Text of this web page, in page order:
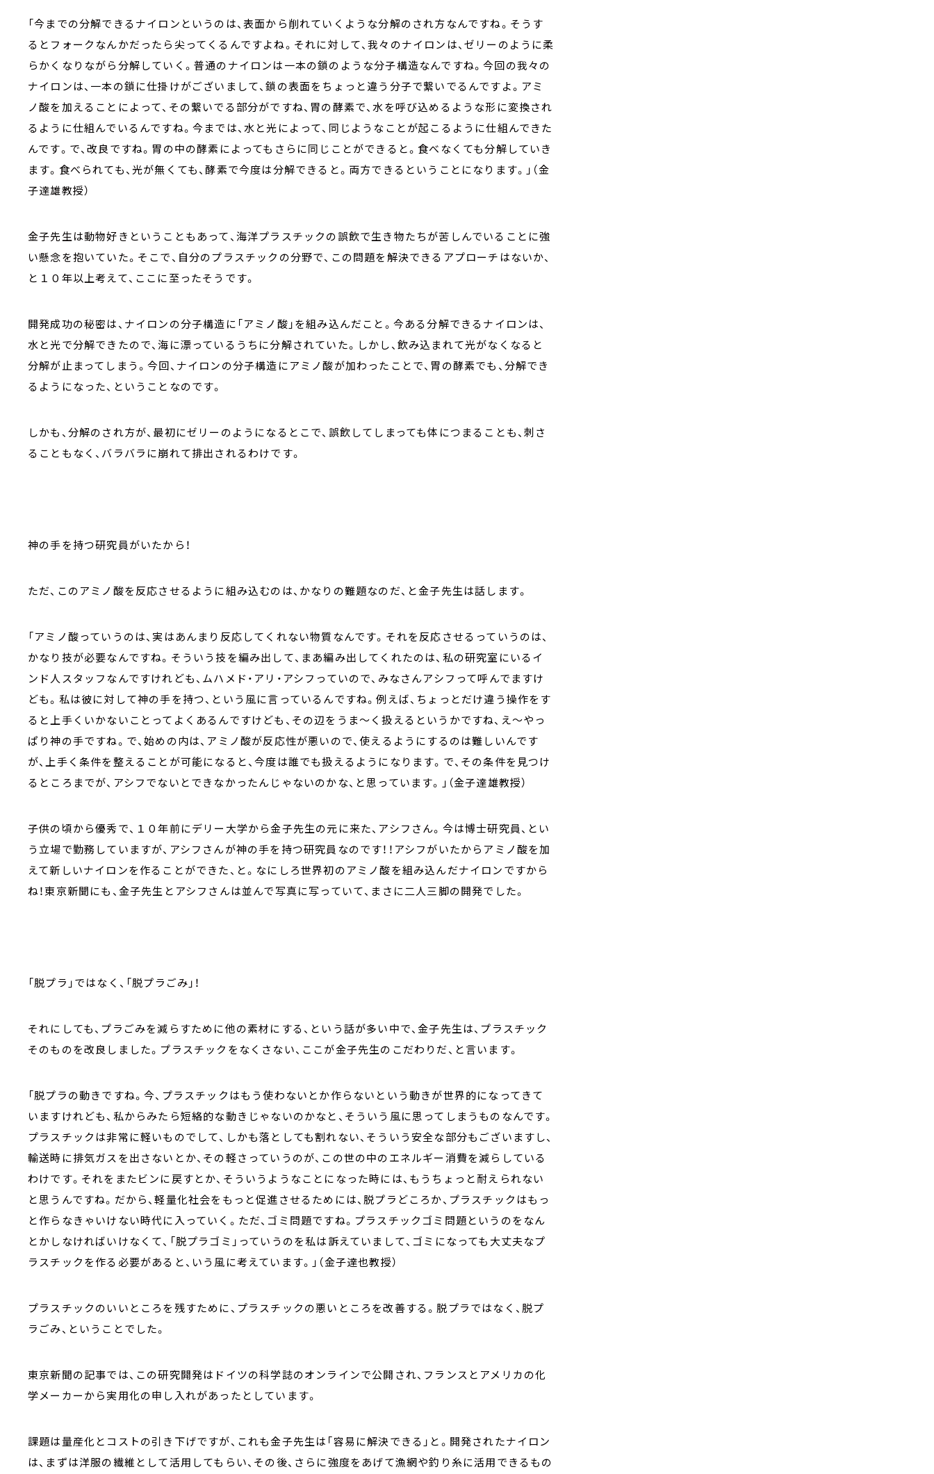
「今までの分解できるナイロンというのは、表面から削れていくような分解のされ方なんですね。そうす
るとフォークなんかだったら尖ってくるんですよね。それに対して、我々のナイロンは、ゼリーのように柔
らかくなりながら分解していく。普通のナイロンは一本の鎖のような分子構造なんですね。今回の我々の
ナイロンは、一本の鎖に仕掛けがございまして、鎖の表面をちょっと違う分子で繋いでるんですよ。アミ
ノ酸を加えることによって、その繋いでる部分がですね、胃の酵素で、水を呼び込めるような形に変換され
るように仕組んでいるんですね。今までは、水と光によって、同じようなことが起こるように仕組んできた
んです。で、改良ですね。胃の中の酵素によってもさらに同じことができると。食べなくても分解していき
ます。食べられても、光が無くても、酵素で今度は分解できると。両方できるということになります。」（金
子達雄教授）
金子先生は動物好きということもあって、海洋プラスチックの誤飲で生き物たちが苦しんでいることに強
い懸念を抱いていた。そこで、自分のプラスチックの分野で、この問題を解決できるアプローチはないか、
と１０年以上考えて、ここに至ったそうです。
開発成功の秘密は、ナイロンの分子構造に「アミノ酸」を組み込んだこと。今ある分解できるナイロンは、
水と光で分解できたので、海に漂っているうちに分解されていた。しかし、飲み込まれて光がなくなると
分解が止まってしまう。今回、ナイロンの分子構造にアミノ酸が加わったことで、胃の酵素でも、分解でき
るようになった、ということなのです。
しかも、分解のされ方が、最初にゼリーのようになるとこで、誤飲してしまっても体につまることも、刺さ
ることもなく、バラバラに崩れて排出されるわけです。
神の手を持つ研究員がいたから！
ただ、このアミノ酸を反応させるように組み込むのは、かなりの難題なのだ、と金子先生は話します。
「アミノ酸っていうのは、実はあんまり反応してくれない物質なんです。それを反応させるっていうのは、
かなり技が必要なんですね。そういう技を編み出して、まあ編み出してくれたのは、私の研究室にいるイ
ンド人スタッフなんですけれども、ムハメド・アリ・アシフっていので、みなさんアシフって呼んでますけ
ども。私は彼に対して神の手を持つ、という風に言っているんですね。例えば、ちょっとだけ違う操作をす
ると上手くいかないことってよくあるんですけども、その辺をうま～く扱えるというかですね、え～やっ
ぱり神の手ですね。で、始めの内は、アミノ酸が反応性が悪いので、使えるようにするのは難しいんです
が、上手く条件を整えることが可能になると、今度は誰でも扱えるようになります。で、その条件を見つけ
るところまでが、アシフでないとできなかったんじゃないのかな、と思っています。」（金子達雄教授）
子供の頃から優秀で、１０年前にデリー大学から金子先生の元に来た、アシフさん。今は博士研究員、とい
う立場で勤務していますが、アシフさんが神の手を持つ研究員なのです！！アシフがいたからアミノ酸を加
えて新しいナイロンを作ることができた、と。なにしろ世界初のアミノ酸を組み込んだナイロンですから
ね！東京新聞にも、金子先生とアシフさんは並んで写真に写っていて、まさに二人三脚の開発でした。
「脱プラ」ではなく、「脱プラごみ」！
それにしても、プラごみを減らすために他の素材にする、という話が多い中で、金子先生は、プラスチック
そのものを改良しました。プラスチックをなくさない、ここが金子先生のこだわりだ、と言います。
「脱プラの動きですね。今、プラスチックはもう使わないとか作らないという動きが世界的になってきて
いますけれども、私からみたら短絡的な動きじゃないのかなと、そういう風に思ってしまうものなんです。
プラスチックは非常に軽いものでして、しかも落としても割れない、そういう安全な部分もございますし、
輸送時に排気ガスを出さないとか、その軽さっていうのが、この世の中のエネルギー消費を減らしている
わけです。それをまたビンに戻すとか、そういうようなことになった時には、もうちょっと耐えられない
と思うんですね。だから、軽量化社会をもっと促進させるためには、脱プラどころか、プラスチックはもっ
と作らなきゃいけない時代に入っていく。ただ、ゴミ問題ですね。プラスチックゴミ問題というのをなん
とかしなければいけなくて、「脱プラゴミ」っていうのを私は訴えていまして、ゴミになっても大丈夫なプ
ラスチックを作る必要があると、いう風に考えています。」（金子達也教授）
プラスチックのいいところを残すために、プラスチックの悪いところを改善する。脱プラではなく、脱プ
ラごみ、ということでした。
東京新聞の記事では、この研究開発はドイツの科学誌のオンラインで公開され、フランスとアメリカの化
学メーカーから実用化の申し入れがあったとしています。
課題は量産化とコストの引き下げですが、これも金子先生は「容易に解決できる」と。開発されたナイロン
は、まずは洋服の繊維として活用してもらい、その後、さらに強度をあげて漁網や釣り糸に活用できるもの